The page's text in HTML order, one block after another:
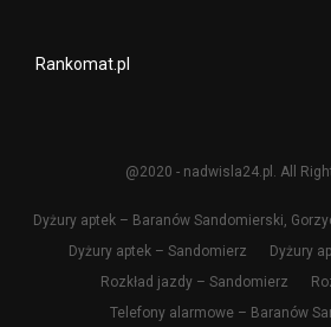
Rankomat.pl
@2020 - nadwisla24.pl. All
Dyżury aptek – Baranów Sandomierski,
Dyżury aptek – Sandomierz
Dyżury
Rozkład jazdy – Sandomierz
Telefony alarmowe – Baranów